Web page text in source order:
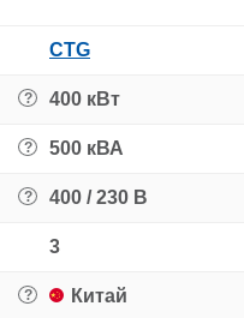
CTG
? 400 кВт
? 500 кВА
? 400 / 230 В
3
? Китай